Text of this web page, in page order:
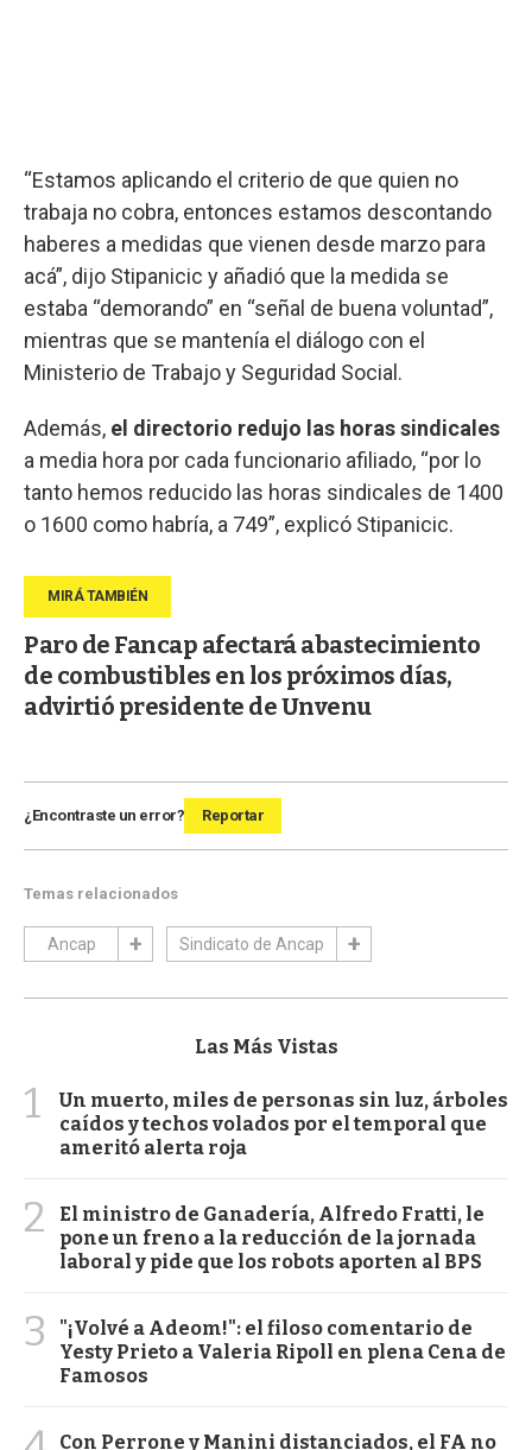
“Estamos aplicando el criterio de que quien no
trabaja no cobra, entonces estamos descontando
haberes a medidas que vienen desde marzo para
acá”, dijo Stipanicic y añadió que la medida se
estaba “demorando” en “señal de buena voluntad”,
mientras que se mantenía el diálogo con el
Ministerio de Trabajo y Seguridad Social.
Además, el directorio redujo las horas sindicales
a media hora por cada funcionario afiliado, “por lo
tanto hemos reducido las horas sindicales de 1400
o 1600 como habría, a 749”, explicó Stipanicic.
Paro de Fancap afectará abastecimiento
de combustibles en los próximos días,
advirtió presidente de Unvenu
¿Encontraste un error? Reportar
Temas relacionados
Ancap Sindicato de Ancap
Las Más Vistas
1
Un muerto, miles de personas sin luz, árboles
caídos y techos volados por el temporal que
ameritó alerta roja
2
El ministro de Ganadería, Alfredo Fratti, le
pone un freno a la reducción de la jornada
laboral y pide que los robots aporten al BPS
3
"¡Volvé a Adeom!": el filoso comentario de
Yesty Prieto a Valeria Ripoll en plena Cena de
Famosos
Con Perrone y Manini distanciados, el FA no